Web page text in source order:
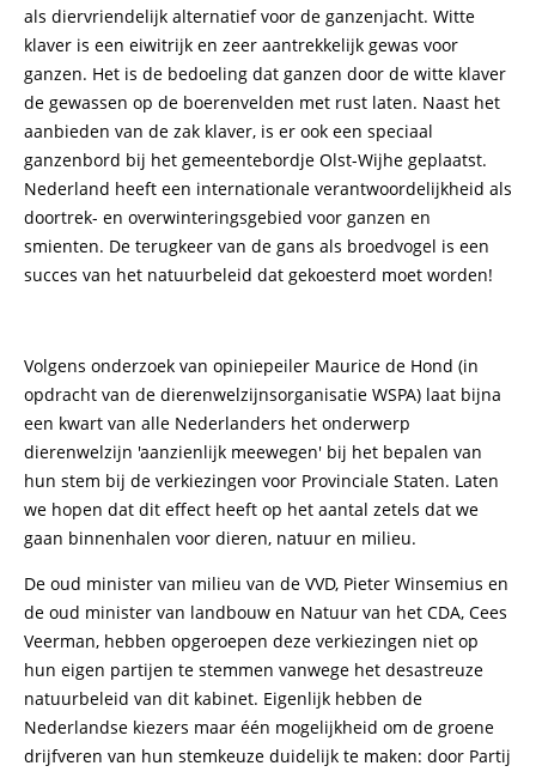
als diervriendelijk alternatief voor de ganzenjacht. Witte
klaver is een eiwitrijk en zeer aantrekkelijk gewas voor
ganzen. Het is de bedoeling dat ganzen door de witte klaver
de gewassen op de boerenvelden met rust laten. Naast het
aanbieden van de zak klaver, is er ook een speciaal
ganzenbord bij het gemeentebordje Olst-Wijhe geplaatst.
Nederland heeft een internationale verantwoordelijkheid als
doortrek- en overwinteringsgebied voor ganzen en
smienten. De terugkeer van de gans als broedvogel is een
succes van het natuurbeleid dat gekoesterd moet worden!
Volgens onderzoek van opiniepeiler Maurice de Hond (in
opdracht van de dierenwelzijnsorganisatie WSPA) laat bijna
een kwart van alle Nederlanders het onderwerp
dierenwelzijn 'aanzienlijk meewegen' bij het bepalen van
hun stem bij de verkiezingen voor Provinciale Staten. Laten
we hopen dat dit effect heeft op het aantal zetels dat we
gaan binnenhalen voor dieren, natuur en milieu.
De oud minister van milieu van de VVD, Pieter Winsemius en
de oud minister van landbouw en Natuur van het CDA, Cees
Veerman, hebben opgeroepen deze verkiezingen niet op
hun eigen partijen te stemmen vanwege het desastreuze
natuurbeleid van dit kabinet. Eigenlijk hebben de
Nederlandse kiezers maar één mogelijkheid om de groene
drijfveren van hun stemkeuze duidelijk te maken: door Partij